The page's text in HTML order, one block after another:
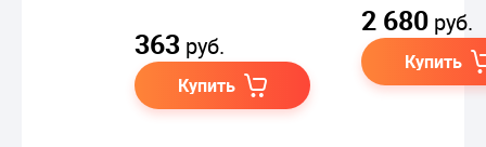
363 руб.
Купить
2 680 руб.
Купить